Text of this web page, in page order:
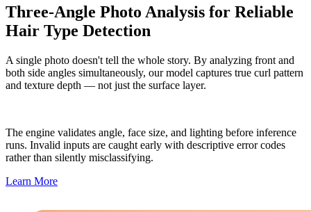
Three-Angle Photo Analysis for Reliable
Hair Type Detection
A single photo doesn't tell the whole story. By analyzing front and
both side angles simultaneously, our model captures true curl pattern
and texture depth — not just the surface layer.
The engine validates angle, face size, and lighting before inference
runs. Invalid inputs are caught early with descriptive error codes
rather than silently misclassifying.
Learn More